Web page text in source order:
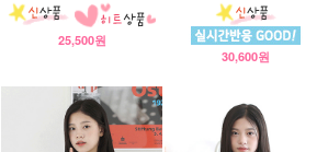
25,500원
30,600원